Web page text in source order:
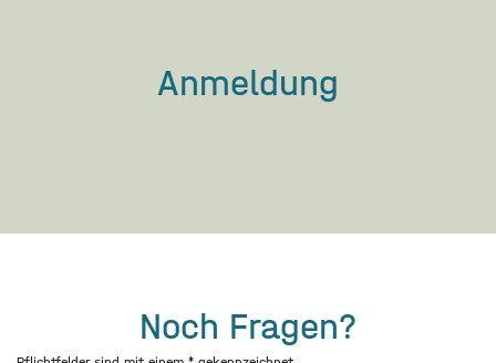
Anmeldung
Noch Fragen?